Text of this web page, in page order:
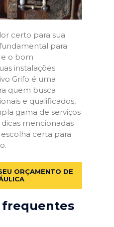
certo para sua
para
e o bom
instalações
Grifo é uma
quem busca
e qualificados,
gama de serviços
dicas mencionadas
certa para
ORÇAMENTO DE